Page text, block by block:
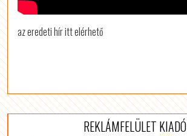
az eredeti hír itt elérhető
REKLÁMFELÜLET KIADÓ